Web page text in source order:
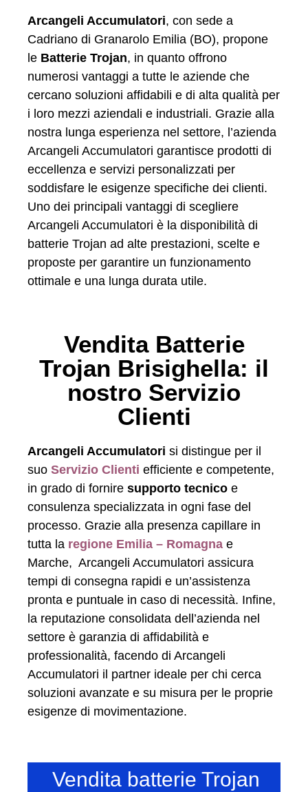
Arcangeli Accumulatori, con sede a
Cadriano di Granarolo Emilia (BO), propone
le Batterie Trojan, in quanto offrono
numerosi vantaggi a tutte le aziende che
cercano soluzioni affidabili e di alta qualità per
i loro mezzi aziendali e industriali. Grazie alla
nostra lunga esperienza nel settore, l’azienda
Arcangeli Accumulatori garantisce prodotti di
eccellenza e servizi personalizzati per
soddisfare le esigenze specifiche dei clienti.
Uno dei principali vantaggi di scegliere
Arcangeli Accumulatori è la disponibilità di
batterie Trojan ad alte prestazioni, scelte e
proposte per garantire un funzionamento
ottimale e una lunga durata utile.
Vendita Batterie
Trojan Brisighella: il
nostro Servizio
Clienti
Arcangeli Accumulatori si distingue per il
suo Servizio Clienti efficiente e competente,
in grado di fornire supporto tecnico e
consulenza specializzata in ogni fase del
processo. Grazie alla presenza capillare in
tutta la regione Emilia – Romagna e
Marche, Arcangeli Accumulatori assicura
tempi di consegna rapidi e un’assistenza
pronta e puntuale in caso di necessità. Infine,
la reputazione consolidata dell’azienda nel
settore è garanzia di affidabilità e
professionalità, facendo di Arcangeli
Accumulatori il partner ideale per chi cerca
soluzioni avanzate e su misura per le proprie
esigenze di movimentazione.
Vendita batterie Trojan